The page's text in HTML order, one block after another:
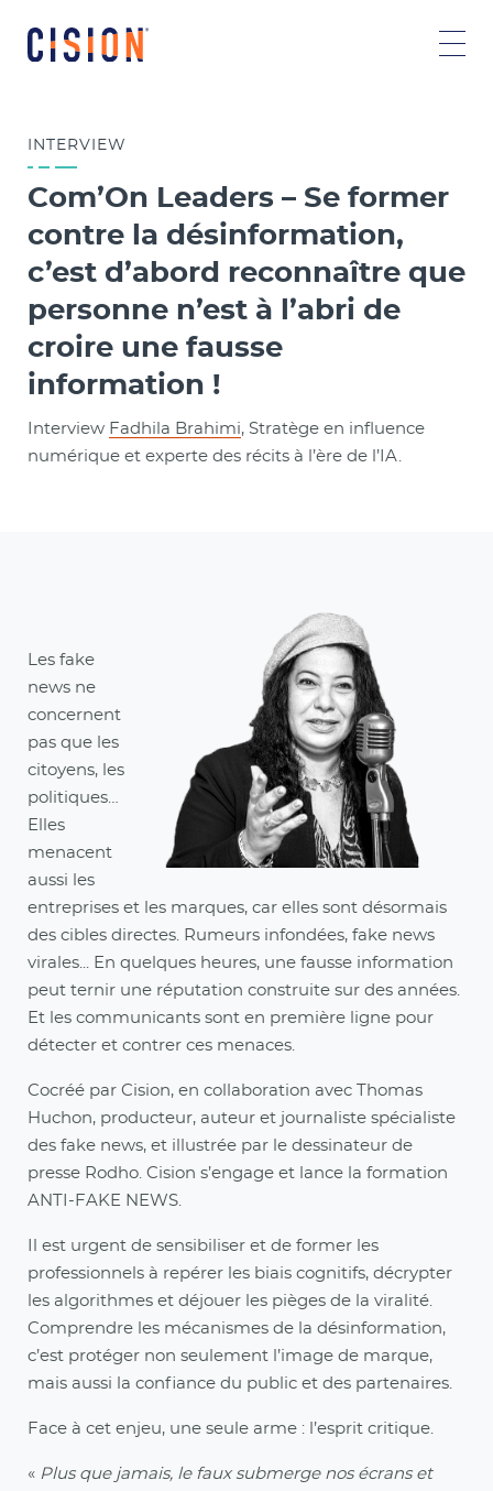
INTERVIEW
Com’On Leaders – Se former
contre la désinformation,
c’est d’abord reconnaître que
personne n’est à l’abri de
croire une fausse
information !
Interview Fadhila Brahimi, Stratège en influence
numérique et experte des récits à l’ère de l’IA.
Les fake
news ne
concernent
pas que les
citoyens, les
politiques…
Elles
menacent
aussi les
entreprises et les marques, car elles sont désormais
des cibles directes. Rumeurs infondées, fake news
virales... En quelques heures, une fausse information
peut ternir une réputation construite sur des années.
Et les communicants sont en première ligne pour
détecter et contrer ces menaces.
Cocréé par Cision, en collaboration avec Thomas
Huchon, producteur, auteur et journaliste spécialiste
des fake news, et illustrée par le dessinateur de
presse Rodho. Cision s’engage et lance la formation
ANTI-FAKE NEWS.
Il est urgent de sensibiliser et de former les
professionnels à repérer les biais cognitifs, décrypter
les algorithmes et déjouer les pièges de la viralité.
Comprendre les mécanismes de la désinformation,
c’est protéger non seulement l’image de marque,
mais aussi la confiance du public et des partenaires.
Face à cet enjeu, une seule arme : l’esprit critique.
« Plus que jamais, le faux submerge nos écrans et